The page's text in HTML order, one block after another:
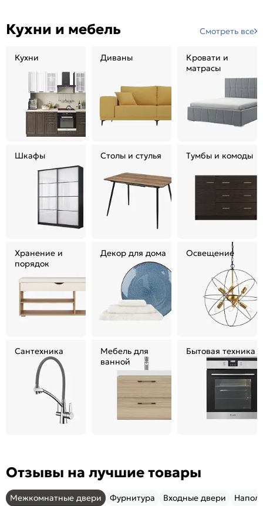
Кухни и мебель Смотреть все
Кухни Диваны
Кровати и
матрасы
Шкафы Столы и стулья Тумбы и комоды
Хранение и
порядок
Декор для дома Освещение
Сантехника
Мебель для
ванной
Бытовая техника
Отзывы на лучшие товары
Межкомнатные двери Фурнитура Входные двери